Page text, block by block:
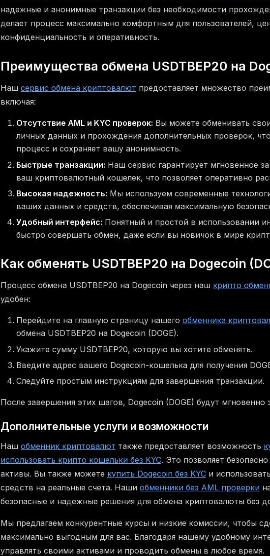
надежные и анонимные транзакции без необходимости
делает процесс максимально комфортным для пользователей,
конфиденциальность и оперативность.
Преимущества обмена USDTBEP20 на
Наш сервис обмена криптовалют предоставляет множество
включая:
Отсутствие AML и KYC проверок: Вы можете обменивать
личных данных и прохождения дополнительных проверок,
процесс и сохраняет вашу анонимность.
Быстрые транзакции: Наш сервис гарантирует мгновенное
ваш криптовалютный кошелек, что позволяет оперативно
Высокая надежность: Мы используем современные
ваших данных и средств, обеспечивая максимальную
Удобный интерфейс: Понятный и простой в использовании
быстро совершать обмен, даже если вы новичок в мире
Как обменять USDTBEP20 на Dogecoin
Процесс обмена USDTBEP20 на Dogecoin через наш крипто
удобен:
Перейдите на главную страницу нашего обменника
обмена USDTBEP20 на Dogecoin (DOGE).
Укажите сумму USDTBEP20, которую вы хотите обменять.
Введите адрес вашего Dogecoin-кошелька для получения
Следуйте простым инструкциям для завершения транзакции.
После завершения этих шагов, Dogecoin (DOGE) будут
Дополнительные услуги и возможности
Наш обменник криптовалют также предоставляет возможность
использовать крипто кошельки без KYC. Это позволяет
активы. Вы также можете купить Dogecoin без KYC и
средств на реальные счета. Наши обменники без AML проверки
безопасные и надежные решения для обмена криптовалюты без
Мы предлагаем конкурентные курсы и низкие комиссии, чтобы
максимально выгодным для вас. Благодаря нашему удобному
управлять своими активами и проводить обмены в любое время.